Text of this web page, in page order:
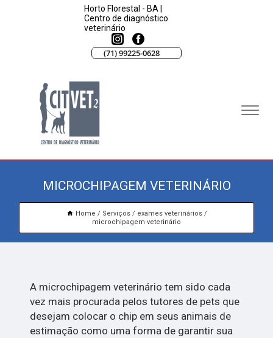
Horto Florestal - BA |
Centro de diagnóstico
veterinário
(71) 99225-0628
MICROCHIPAGEM VETERINÁRIO
Home Serviços
exames veterinários
microchipagem veterinário
A microchipagem veterinário tem sido cada
vez mais procurada pelos tutores de pets que
desejam colocar o chip em seus animais de
estimação como uma forma de garantir sua